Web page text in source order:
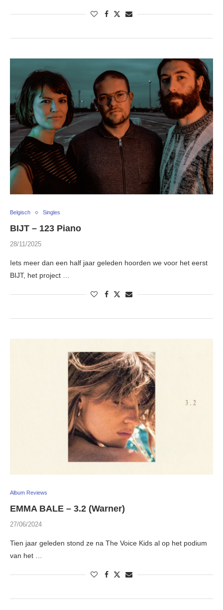
Belgisch Singles
BIJT – 123 Piano
28/11/2025
Iets meer dan een half jaar geleden hoorden we voor het eerst
BIJT, het project …
Album Reviews
EMMA BALE – 3.2 (Warner)
27/06/2024
Tien jaar geleden stond ze na The Voice Kids al op het podium
van het …